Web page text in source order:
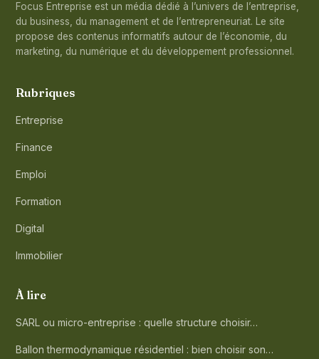
Focus Entreprise est un média dédié à l’univers de l’entreprise,
du business, du management et de l’entrepreneuriat. Le site
propose des contenus informatifs autour de l’économie, du
marketing, du numérique et du développement professionnel.
Rubriques
Entreprise
Finance
Emploi
Formation
Digital
Immobilier
À lire
SARL ou micro-entreprise : quelle structure choisir…
Ballon thermodynamique résidentiel : bien choisir son…